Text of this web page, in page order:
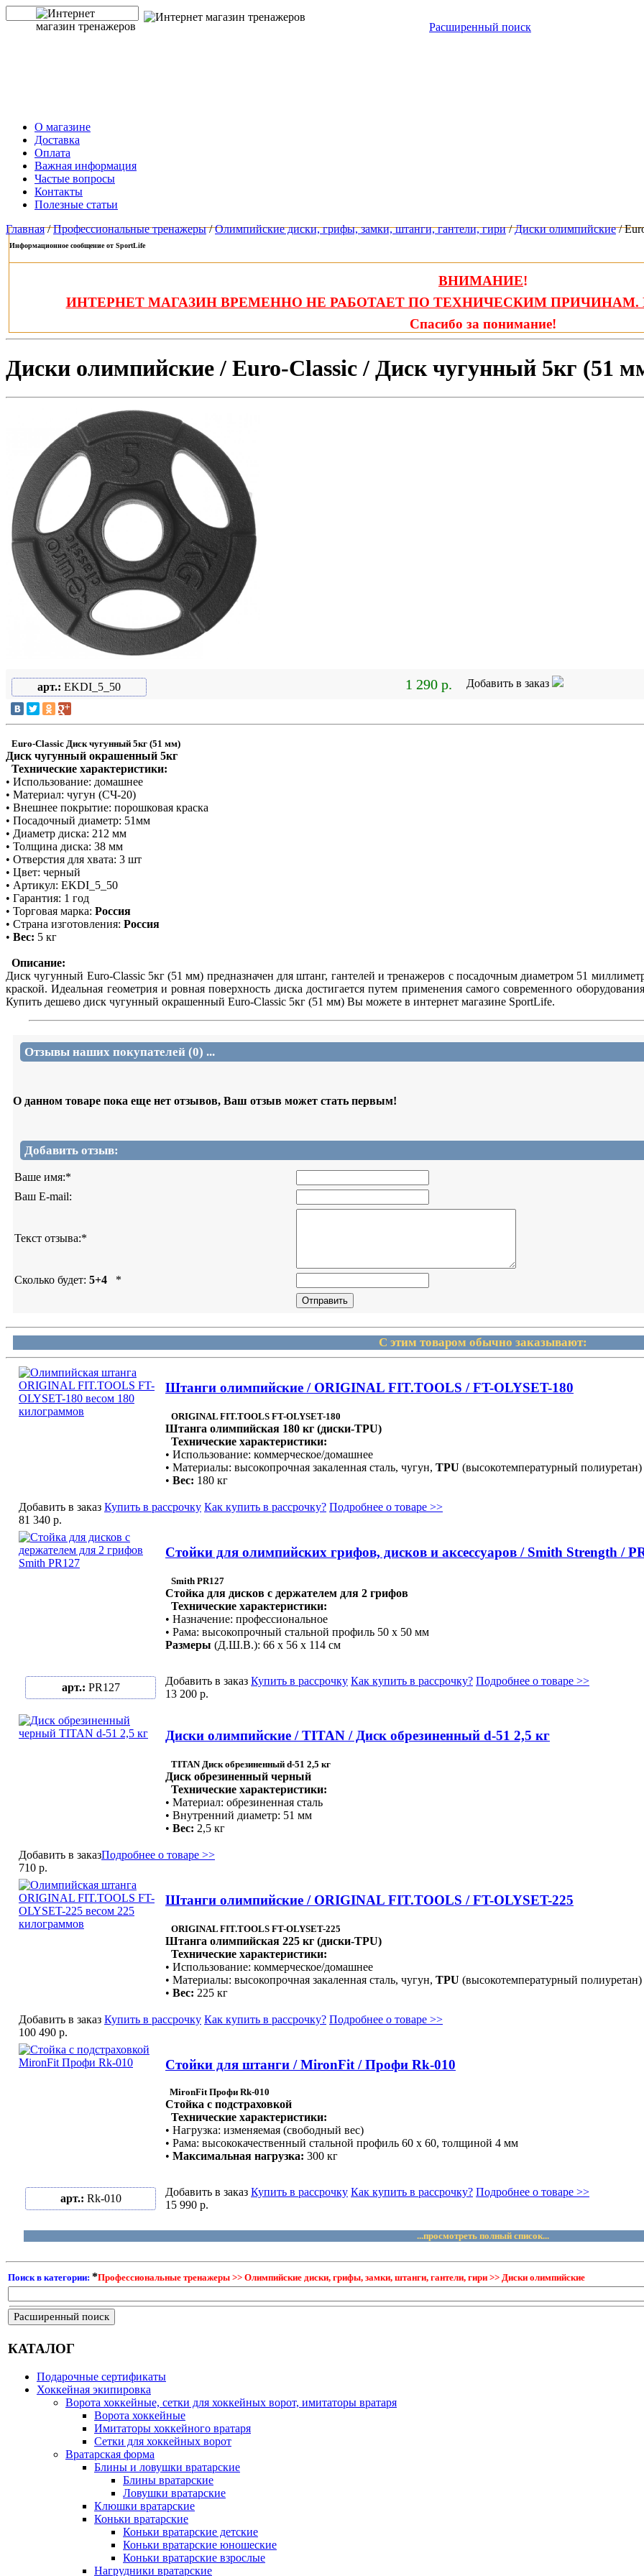
Расширенный поиск
О магазине
Доставка
Оплата
Важная информация
Частые вопросы
Контакты
Полезные статьи
Главная/Профессиональные тренажеры/Олимпийские диски, грифы, замки, штанги, гантели, гири/Диски олимпийские/
Информационное сообщение от SportLife
ВНИМАНИЕ!
ИНТЕРНЕТ МАГАЗИН ВРЕМЕННО НЕ РАБОТАЕТ ПО ТЕХНИЧЕСКИМ ПРИЧИНАМ.
Спасибо за понимание!
Диски олимпийские / Euro-Classic / Диск чугунный 5кг (51
арт.: EKDI_5_50 1 290 р. Добавить в заказ
Euro-Classic Диск чугунный 5кг (51 мм)
Диск чугунный окрашенный 5кг
Технические характеристики:
• Использование: домашнее
• Материал: чугун (СЧ-20)
• Внешнее покрытие: порошковая краска
• Посадочный диаметр: 51мм
• Диаметр диска: 212 мм
• Толщина диска: 38 мм
• Отверстия для хвата: 3 шт
• Цвет: черный
• Артикул: EKDI_5_50
• Гарантия: 1 год
• Торговая марка: Россия
• Страна изготовления: Россия
• Вес: 5 кг
Описание:
Диск чугунный Euro-Classic 5кг (51 мм) предназначен для штанг, гантелей и тренажеров с посадочным диаметром 51
краской. Идеальная геометрия и ровная поверхность диска достигается путем применения самого современного
Купить дешево диск чугунный окрашенный Euro-Classic 5кг (51 мм) Вы можете в интернет магазине SportLife.
Отзывы наших покупателей (0) ...
О данном товаре пока еще нет отзывов, Ваш отзыв может стать первым!
Добавить отзыв:
Ваше имя:*
Ваш E-mail:
Текст отзыва:*
Сколько будет: 5+4 *
С этим товаром обычно заказывают:
Штанги олимпийские / ORIGINAL FIT.TOOLS / FT-OLYSET-180
ORIGINAL FIT.TOOLS FT-OLYSET-180
Штанга олимпийская 180 кг (диски-TPU)
Технические характеристики:
• Использование: коммерческое/домашнее
• Материалы: высокопрочная закаленная сталь, чугун, TPU (высокотемпературный полиуретан)
• Вес: 180 кг
Добавить в заказ Купить в рассрочку Как купить в рассрочку? Подробнее о товаре >>
81 340 р.
Стойки для олимпийских грифов, дисков и аксессуаров / Smith Strength /
Smith PR127
Стойка для дисков с держателем для 2 грифов
Технические характеристики:
• Назначение: профессиональное
• Рама: высокопрочный стальной профиль 50 х 50 мм
Размеры (Д.Ш.В.): 66 х 56 х 114 см
арт.: PR127
Добавить в заказ Купить в рассрочку Как купить в рассрочку? Подробнее о товаре >>
13 200 р.
Диски олимпийские / TITAN / Диск обрезиненный d-51 2,5 кг
TITAN Диск обрезиненный d-51 2,5 кг
Диск обрезиненный черный
Технические характеристики:
• Материал: обрезиненная сталь
• Внутренний диаметр: 51 мм
• Вес: 2,5 кг
Добавить в заказПодробнее о товаре >>
710 р.
Штанги олимпийские / ORIGINAL FIT.TOOLS / FT-OLYSET-225
ORIGINAL FIT.TOOLS FT-OLYSET-225
Штанга олимпийская 225 кг (диски-TPU)
Технические характеристики:
• Использование: коммерческое/домашнее
• Материалы: высокопрочная закаленная сталь, чугун, TPU (высокотемпературный полиуретан)
• Вес: 225 кг
Добавить в заказ Купить в рассрочку Как купить в рассрочку? Подробнее о товаре >>
100 490 р.
Стойки для штанги / MironFit / Профи Rk-010
MironFit Профи Rk-010
Стойка с подстраховкой
Технические характеристики:
• Нагрузка: изменяемая (свободный вес)
• Рама: высококачественный стальной профиль 60 х 60, толщиной 4 мм
• Максимальная нагрузка: 300 кг
арт.: Rk-010
Добавить в заказ Купить в рассрочку Как купить в рассрочку? Подробнее о товаре >>
15 990 р.
...просмотреть полный список...
Поиск в категории: *Профессиональные тренажеры >> Олимпийские диски, грифы, замки, штанги, гантели, гири >> Диски олимпийские
Расширенный поиск
КАТАЛОГ
Подарочные сертификаты
Хоккейная экипировка
Ворота хоккейные, сетки для хоккейных ворот, имитаторы вратаря
Ворота хоккейные
Имитаторы хоккейного вратаря
Сетки для хоккейных ворот
Вратарская форма
Блины и ловушки вратарские
Блины вратарские
Ловушки вратарские
Клюшки вратарские
Коньки вратарские
Коньки вратарские детские
Коньки вратарские юношеские
Коньки вратарские взрослые
Нагрудники вратарские